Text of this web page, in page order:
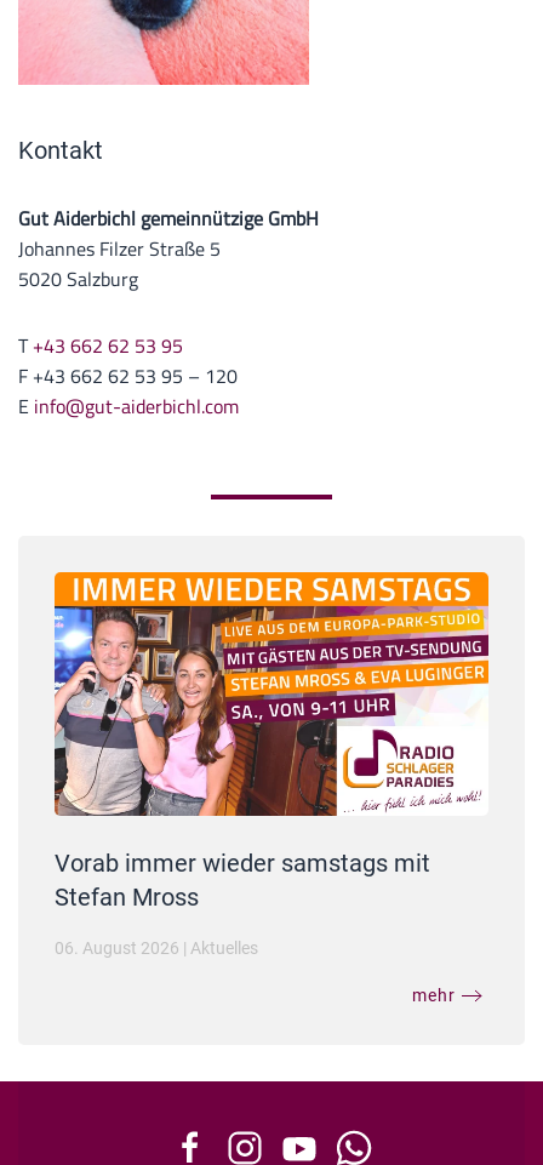
Kontakt
Gut Aiderbichl gemeinnützige GmbH
Johannes Filzer Straße 5
5020 Salzburg
T+43 662 62 53 95
F +43 662 62 53 95 – 120
E info@gut-aiderbichl.com
Vorab immer wieder samstags mit
Stefan Mross
06. August 2026 | Aktuelles
mehr